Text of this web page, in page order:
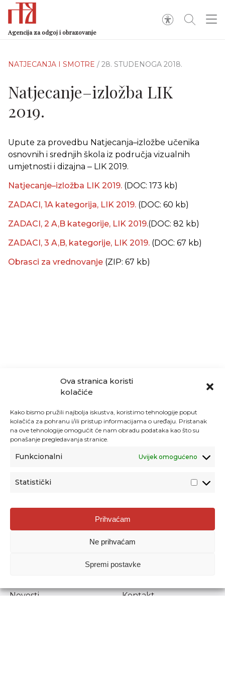
Ova stranica koristi
kolačiće
Kako bismo pružili najbolja iskustva, koristimo tehnologije poput
kolačića za pohranu i/ili pristup informacijama o uređaju. Pristanak
na ove tehnologije omogućit će nam obradu podataka kao što su
ponašanje pregledavanja stranice.
Funkcionalni Uvijek omogućeno
Statistički
Prihvaćam
Ne prihvaćam
Spremi postavke
Agencija za odgoj i obrazovanje
NATJECANJA I SMOTRE / 28. STUDENOGA 2018.
Natjecanje–izložba LIK
2019.
Upute za provedbu Natjecanja–izložbe učenika
osnovnih i srednjih škola iz područja vizualnih
umjetnosti i dizajna ‒ LIK 2019.
Natjecanje–izložba LIK 2019. (DOC: 173 kb)
ZADACI, 1A kategorija, LIK 2019. (DOC: 60 kb)
ZADACI, 2 A,B kategorije, LIK 2019.(DOC: 82 kb)
ZADACI, 3 A,B, kategorije, LIK 2019. (DOC: 67 kb)
Obrasci za vrednovanje (ZIP: 67 kb)
Agencija za odgoj i obrazovanje
Donje Svetice 38, 10000 Zagreb
1778129
Prenošenje sadržaja dopušteno je uz navođenje izvora.
Novosti
Kontakt